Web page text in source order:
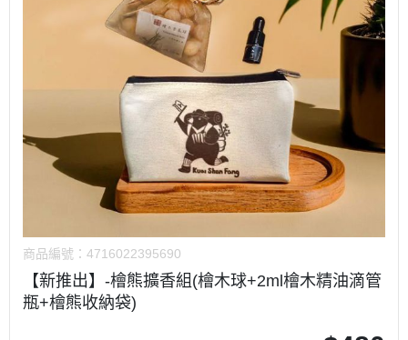
商品編號： 4716022395690
【新推出】-檜熊擴香組(檜木球+2ml檜木精油滴管
瓶+檜熊收納袋)